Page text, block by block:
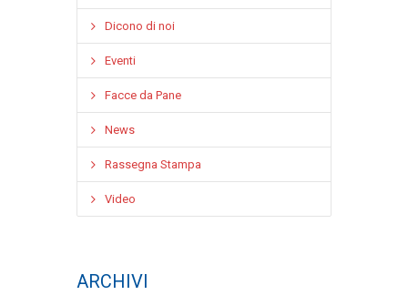
Dicono di noi
Eventi
Facce da Pane
News
Rassegna Stampa
Video
ARCHIVI